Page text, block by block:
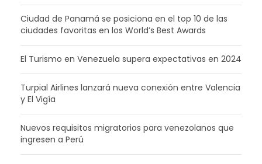
Ciudad de Panamá se posiciona en el top 10 de las
ciudades favoritas en los World’s Best Awards
El Turismo en Venezuela supera expectativas en 2024
Turpial Airlines lanzará nueva conexión entre Valencia
y El Vigía
Nuevos requisitos migratorios para venezolanos que
ingresen a Perú